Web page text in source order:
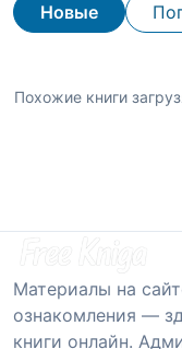
Новые
Похожие книги
Материалы на
ознакомления —
книги онлайн.